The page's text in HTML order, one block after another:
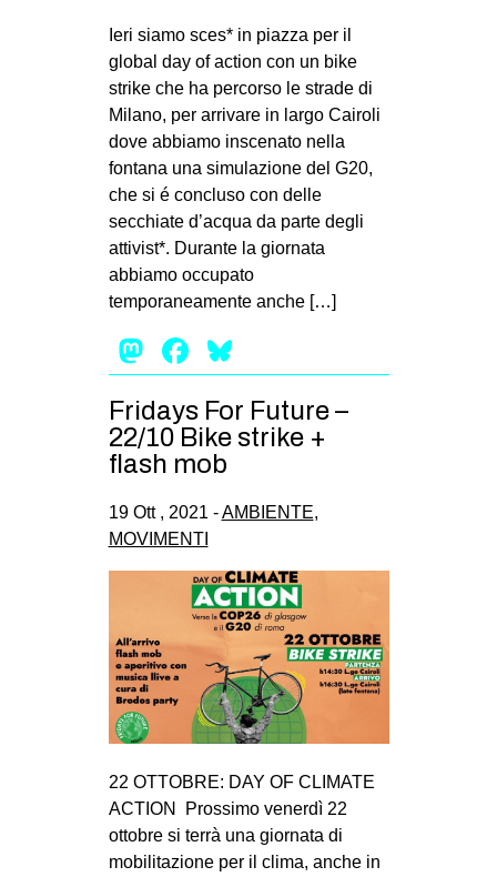
Ieri siamo sces* in piazza per il
global day of action con un bike
strike che ha percorso le strade di
Milano, per arrivare in largo Cairoli
dove abbiamo inscenato nella
fontana una simulazione del G20,
che si é concluso con delle
secchiate d’acqua da parte degli
attivist*. Durante la giornata
abbiamo occupato
temporaneamente anche […]
Mastodon
Facebook
Fridays For Future –
22/10 Bike strike +
flash mob
19 Ott , 2021 -AMBIENTE,
MOVIMENTI
22 OTTOBRE: DAY OF CLIMATE
ACTION Prossimo venerdì 22
ottobre si terrà una giornata di
mobilitazione per il clima, anche in